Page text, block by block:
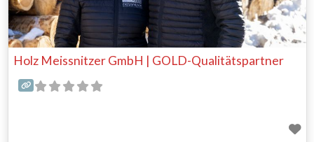
Holz Meissnitzer GmbH | GOLD-Qualitätspartner